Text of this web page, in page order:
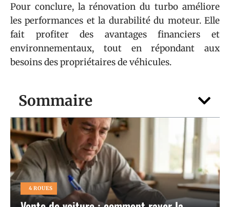
Sommaire
4 ROUES
Pour conclure, la rénovation du turbo améliore
les performances et la durabilité du moteur. Elle
fait profiter des avantages financiers et
environnementaux, tout en répondant aux
besoins des propriétaires de véhicules.